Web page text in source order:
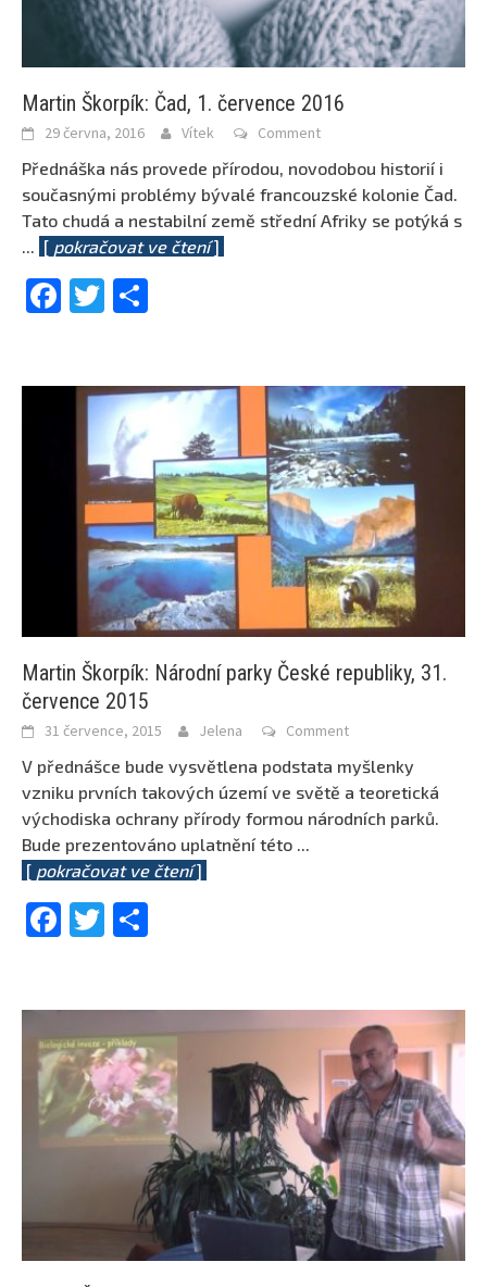
Martin Škorpík: Čad, 1. července 2016
29 června, 2016 Vítek Comment
Přednáška nás provede přírodou, novodobou historií i
současnými problémy bývalé francouzské kolonie Čad.
Tato chudá a nestabilní země střední Afriky se potýká s
... [ pokračovat ve čtení]
Facebook
Twitter
Martin Škorpík: Národní parky České republiky, 31.
července 2015
31 července, 2015 Jelena Comment
V přednášce bude vysvětlena podstata myšlenky
vzniku prvních takových území ve světě a teoretická
východiska ochrany přírody formou národních parků.
Bude prezentováno uplatnění této ...
[ pokračovat ve čtení]
Facebook
Twitter